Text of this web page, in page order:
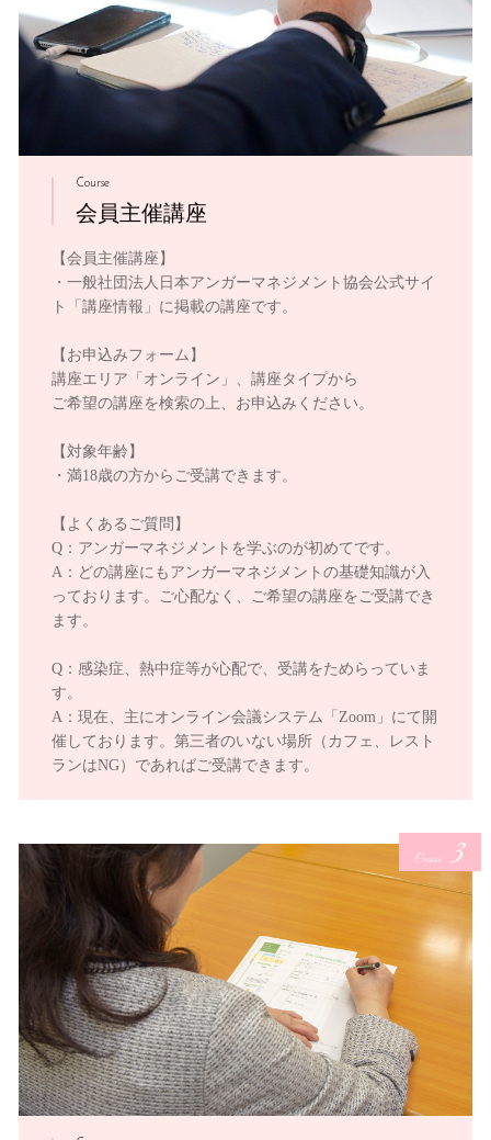
Course
会員主催講座
【会員主催講座】
・一般社団法人日本アンガーマネジメント協会公式サイ
ト「講座情報」に掲載の講座です。
【お申込みフォーム】
講座エリア「オンライン」、講座タイプから
ご希望の講座を検索の上、お申込みください。
【対象年齢】
・満18歳の方からご受講できます。
【よくあるご質問】
Q：アンガーマネジメントを学ぶのが初めてです。
A：どの講座にもアンガーマネジメントの基礎知識が入
っております。ご心配なく、ご希望の講座をご受講でき
ます。
Q：感染症、熱中症等が心配で、受講をためらっていま
す。
A：現在、主にオンライン会議システム「Zoom」にて開
催しております。第三者のいない場所（カフェ、レスト
ランはNG）であればご受講できます。
Course 3